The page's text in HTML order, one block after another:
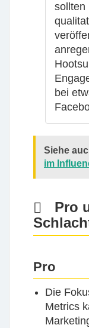
sollten
bei
Siehe
im
Pro
Pro
Die
Metrics